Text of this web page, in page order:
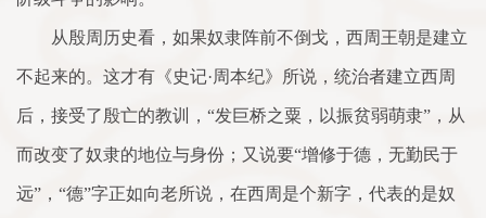
从殷周历史看，如果奴隶阵前不倒戈，西周王朝是建立
不起来的。这才有《史记·周本纪》所说，统治者建立西周
后，接受了殷亡的教训，“发巨桥之粟，以振贫弱萌隶”，从
而改变了奴隶的地位与身份；又说要“增修于德，无勤民于
远”，“德”字正如向老所说，在西周是个新字，代表的是奴